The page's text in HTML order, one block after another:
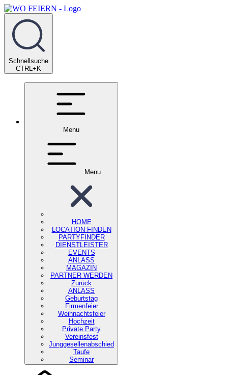
Schnellsuche
CTRL+K
Menu
Menu
HOME
LOCATION FINDEN
PARTYFINDER
DIENSTLEISTER
EVENTS
ANLASS
MAGAZIN
PARTNER WERDEN
Zurück
ANLASS
Geburtstag
Firmenfeier
Weihnachtsfeier
Hochzeit
Private Party
Vereinsfest
Junggesellenabschied
Taufe
Seminar